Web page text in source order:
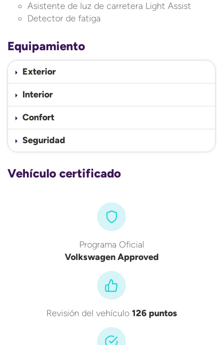
Asistente de luz de carretera Light Assist
Detector de fatiga
Equipamiento
Exterior
Interior
Confort
Seguridad
Vehículo certificado
Programa Oficial
Volkswagen Approved
Revisión del vehículo 126 puntos